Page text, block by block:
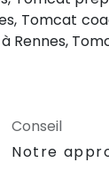
Tomcat
Rennes,
Conseil
Notre